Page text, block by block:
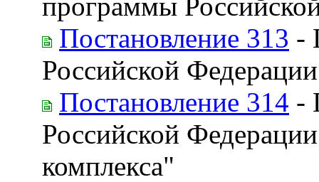
Постановление 313 -
Российской
Постановление 314 -
Российской
комплекса"